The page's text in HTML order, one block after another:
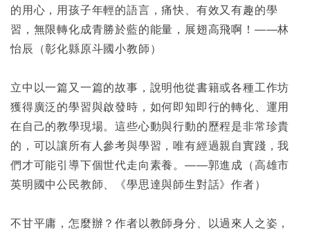
的用心，用孩子年輕的語言，痛快、有效又有趣的學
習，無限轉化成青勝於藍的能量，展翅高飛啊！――林
怡辰（彰化縣原斗國小教師）
立中以一篇又一篇的故事，說明他從書籍或各種工作坊
獲得廣泛的學習與啟發時，如何即知即行的轉化、運用
在自己的教學現場。這些心動與行動的歷程是非常珍貴
的，可以讓所有人參考與學習，唯有經過親自實踐，我
們才可能引導下個世代走向素養。――郭進成（高雄市
英明國中公民教師、《學思達與師生對話》作者）
不甘平庸，怎麼辦？作者以教師身分、以過來人之姿，